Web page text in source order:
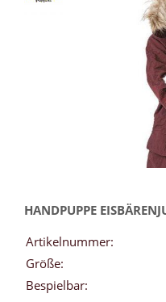
HANDPUPPE
Artikelnummer:
Größe:
Bespielbar: